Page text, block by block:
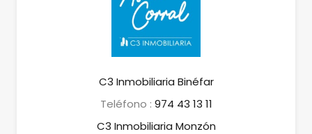
C3 Inmobiliaria Binéfar
Teléfono : 974 43 13 11
C3 Inmobiliaria Monzón